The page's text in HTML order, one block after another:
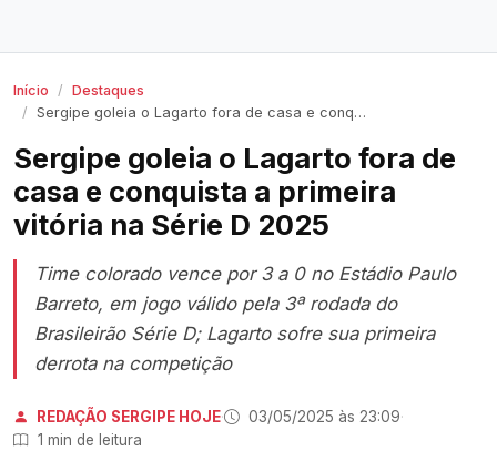
Início
Destaques
Sergipe goleia o Lagarto fora de casa e conquista a primeira vitória na Série D 2025
Sergipe goleia o Lagarto fora de
casa e conquista a primeira
vitória na Série D 2025
Time colorado vence por 3 a 0 no Estádio Paulo
Barreto, em jogo válido pela 3ª rodada do
Brasileirão Série D; Lagarto sofre sua primeira
derrota na competição
REDAÇÃO SERGIPE HOJE· 03/05/2025 às 23:09·
1 min de leitura